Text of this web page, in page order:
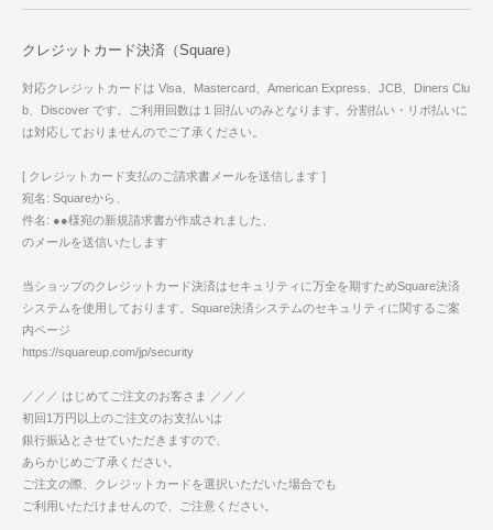
クレジットカード決済（Square）
対応クレジットカードは Visa、Mastercard、American Express、JCB、Diners Clu
b、Discover です。ご利用回数は１回払いのみとなります。分割払い・リボ払いに
は対応しておりませんのでご了承ください。
[ クレジットカード支払のご請求書メールを送信します ]
宛名: Squareから、
件名: ●●様宛の新規請求書が作成されました、
のメールを送信いたします
当ショップのクレジットカード決済はセキュリティに万全を期すためSquare決済
システムを使用しております。Square決済システムのセキュリティに関するご案
内ページ
https://squareup.com/jp/security
／／／ はじめてご注文のお客さま ／／／
初回1万円以上のご注文のお支払いは
銀行振込とさせていただきますので、
あらかじめご了承ください。
ご注文の際、クレジットカードを選択いただいた場合でも
ご利用いただけませんので、ご注意ください。